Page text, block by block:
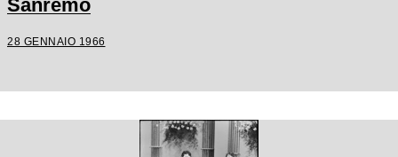
Sanremo
28 GENNAIO 1966